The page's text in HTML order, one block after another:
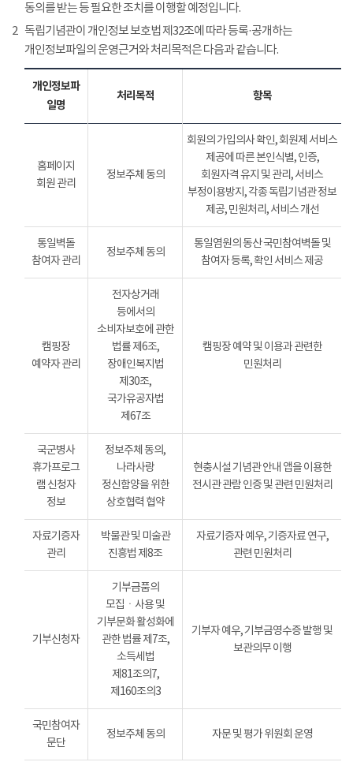
동의를 받는 등 필요한 조치를 이행할 예정입니다.
2 독립기념관이 개인정보 보호법 제32조에 따라 등록·공개하는
개인정보파일의 운영근거와 처리목적은 다음과 같습니다.
개인정보파
일명
처리목적 항목
홈페이지
회원 관리
정보주체 동의
회원의 가입의사 확인, 회원제 서비스
제공에 따른 본인식별, 인증,
회원자격 유지 및 관리, 서비스
부정이용방지, 각종 독립기념관 정보
제공, 민원처리, 서비스 개선
통일벽돌
참여자 관리
정보주체 동의
통일염원의 동산 국민참여벽돌 및
참여자 등록, 확인 서비스 제공
캠핑장
예약자 관리
전자상거래
등에서의
소비자보호에 관한
법률 제6조,
장애인복지법
제30조,
국가유공자법
제67조
캠핑장 예약 및 이용과 관련한
민원처리
국군병사
휴가프로그
램 신청자
정보
정보주체 동의,
나라사랑
정신함양을 위한
상호협력 협약
현충시설 기념관 안내 앱을 이용한
전시관 관람 인증 및 관련 민원처리
자료기증자
관리
박물관 및 미술관
진흥법 제8조
자료기증자 예우, 기증자료 연구,
관련 민원처리
기부신청자
기부금품의
모집ㆍ사용 및
기부문화 활성화에
관한 법률 제7조,
소득세법
제81조의7,
제160조의3
기부자 예우, 기부금영수증 발행 및
보관의무 이행
국민참여자
문단
정보주체 동의 자문 및 평가 위원회 운영